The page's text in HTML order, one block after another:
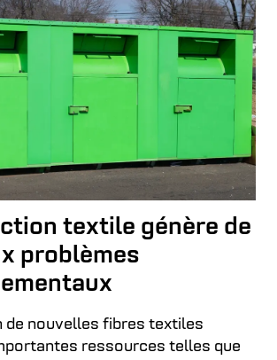
textile génère de
problèmes
de nouvelles fibres textiles
ressources telles que